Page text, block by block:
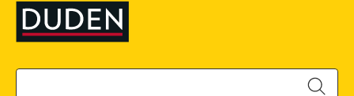
springen